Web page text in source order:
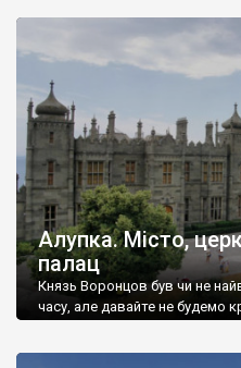
Алупка. Місто,
палац
Князь Воронцов був чи не
часу, але давайте не будемо